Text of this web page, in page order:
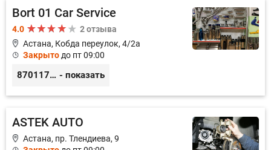
Bort 01 Car Service
4.0
2 отзыва
Астана, Кобда переулок, 4/2а
Закрыто до пт 09:00
87011754444 - показать
ASTEK AUTO
Астана, пр. Тлендиева, 9